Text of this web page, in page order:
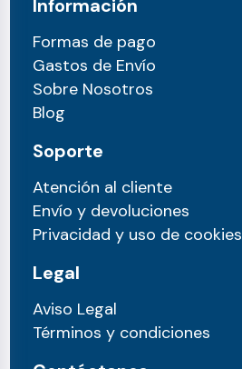
Información
Formas de pago
Gastos de Envío
Sobre Nosotros
Blog
Soporte
Atención al cliente
Envío y devoluciones
Privacidad y uso de cookies
Legal
Aviso Legal
Términos y condiciones